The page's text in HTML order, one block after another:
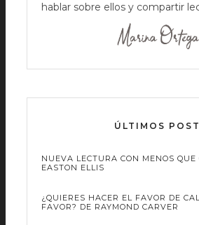
hablar sobre ellos y compartir
ÚLTIMOS POST
NUEVA LECTURA CON MENOS QUE
EASTON ELLIS
¿QUIERES HACER EL FAVOR DE
FAVOR? DE RAYMOND CARVER